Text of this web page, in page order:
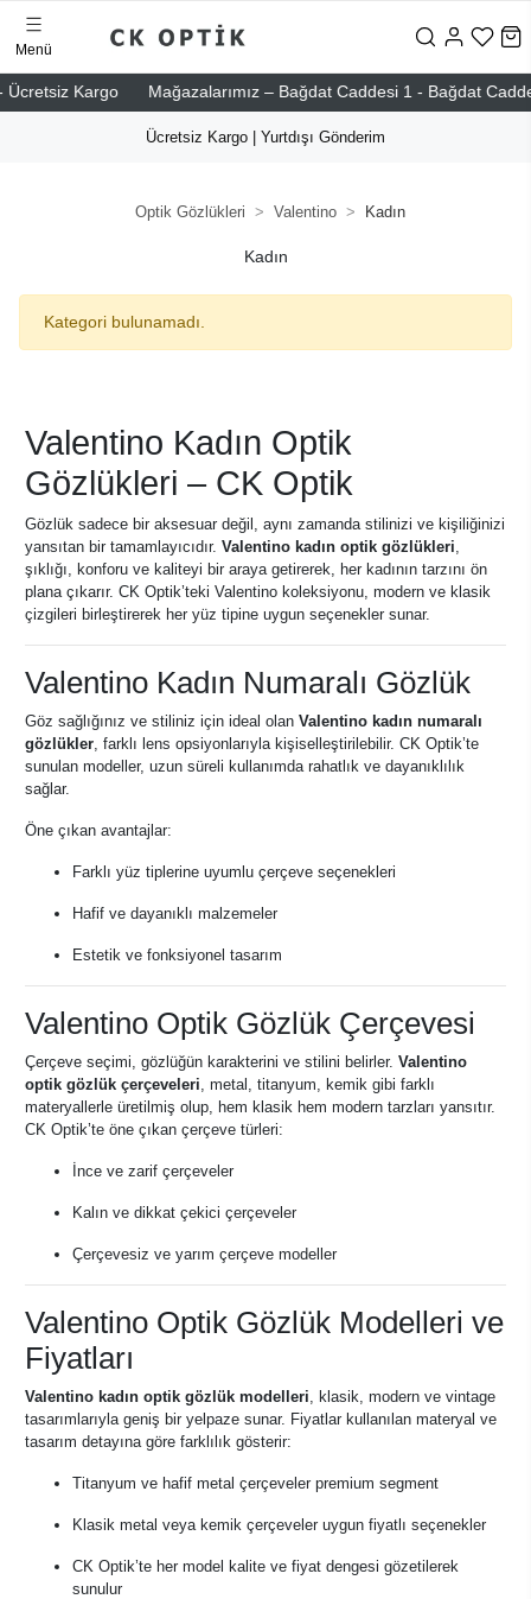
Kargo Mağazalarımız – Bağdat Caddesi 1 - Bağdat
Menü
Ücretsiz Kargo | Yurtdışı Gönderim
Optik Gözlükleri Valentino Kadın
Kadın
Kategori bulunamadı.
Valentino Kadın Optik
Gözlükleri – CK Optik
Gözlük sadece bir aksesuar değil, aynı zamanda stilinizi ve kişiliğinizi
yansıtan bir tamamlayıcıdır. Valentino kadın optik gözlükleri,
şıklığı, konforu ve kaliteyi bir araya getirerek, her kadının tarzını ön
plana çıkarır. CK Optik’teki Valentino koleksiyonu, modern ve klasik
çizgileri birleştirerek her yüz tipine uygun seçenekler sunar.
Valentino Kadın Numaralı Gözlük
Göz sağlığınız ve stiliniz için ideal olan Valentino kadın numaralı
gözlükler, farklı lens opsiyonlarıyla kişiselleştirilebilir. CK Optik’te
sunulan modeller, uzun süreli kullanımda rahatlık ve dayanıklılık
sağlar.
Öne çıkan avantajlar:
Farklı yüz tiplerine uyumlu çerçeve seçenekleri
Hafif ve dayanıklı malzemeler
Estetik ve fonksiyonel tasarım
Valentino Optik Gözlük Çerçevesi
Çerçeve seçimi, gözlüğün karakterini ve stilini belirler. Valentino
optik gözlük çerçeveleri, metal, titanyum, kemik gibi farklı
materyallerle üretilmiş olup, hem klasik hem modern tarzları yansıtır.
CK Optik’te öne çıkan çerçeve türleri:
İnce ve zarif çerçeveler
Kalın ve dikkat çekici çerçeveler
Çerçevesiz ve yarım çerçeve modeller
Valentino Optik Gözlük Modelleri ve
Fiyatları
Valentino kadın optik gözlük modelleri, klasik, modern ve vintage
tasarımlarıyla geniş bir yelpaze sunar. Fiyatlar kullanılan materyal ve
tasarım detayına göre farklılık gösterir:
Titanyum ve hafif metal çerçeveler premium segment
Klasik metal veya kemik çerçeveler uygun fiyatlı seçenekler
CK Optik’te her model kalite ve fiyat dengesi gözetilerek
sunulur